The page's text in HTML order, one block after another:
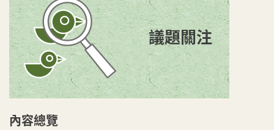
議題關注
內容總覽